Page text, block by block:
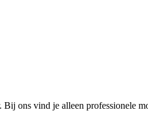
ons vind je alleen professionele